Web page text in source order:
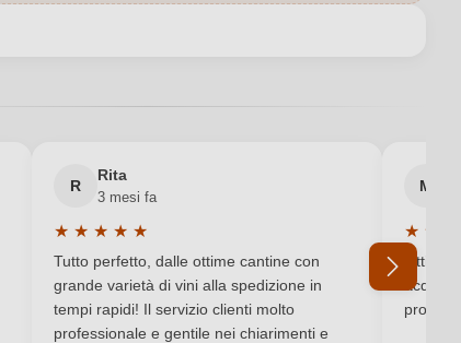
Vino rosso
Cabernet Sauvignon, Merlot, Pugnitello
R
Rita
3 mesi fa
★ ★ ★ ★ ★
Valutazione media di 5 su 5 stelle
Tutto perfetto, dalle ottime cantine con
grande varietà di vini alla spedizione in
tempi rapidi! Il servizio clienti molto
professionale e gentile nei chiarimenti e
M
★ ★
Ottimo